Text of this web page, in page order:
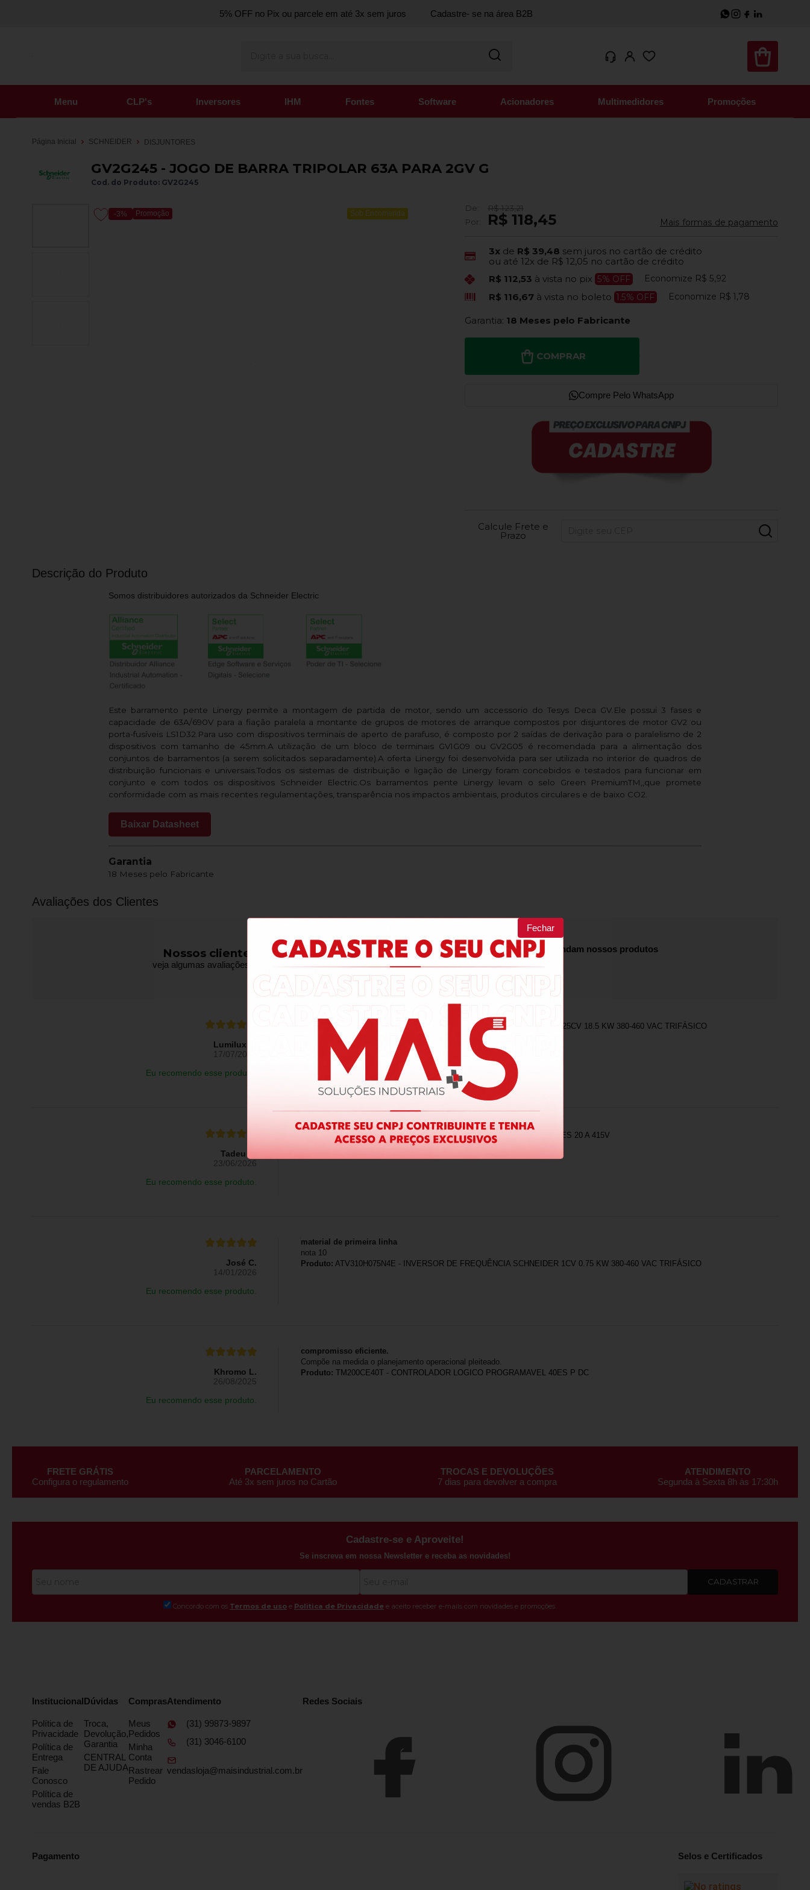
5% OFF no Pix ou parcele em até 3x sem juros Cadastre- se na área B2B
Menu CLP's Inversores IHM Fontes Software Acionadores Multimedidores Promoções
Página Inicial SCHNEIDER DISJUNTORES
GV2G245 - JOGO DE BARRA TRIPOLAR 63A PARA 2GV G
Cod. do Produto: GV2G245
-3% Promoção Sob Encomenda
De:
R$ 123,21
Por:
R$ 118,45 Mais formas de pagamento
3x de R$ 39,48 sem juros no cartão de crédito
ou até12x de R$ 12,05 no cartão de crédito
R$ 112,53 à vista no pix 5% OFF Economize R$ 5,92
R$ 116,67 à vista no boleto 1.5% OFF Economize R$ 1,78
Garantia: 18 Meses pelo Fabricante
COMPRAR
Compre Pelo WhatsApp
Calcule Frete e
Prazo
Descrição do Produto
Somos distribuidores autorizados da Schneider Electric
Este barramento pente Linergy permite a montagem de partida de motor, sendo um accessorio do Tesys Deca GV.Ele possui 3 fases e
capacidade de 63A/690V para a fiação paralela a montante de grupos de motores de arranque compostos por disjuntores de motor GV2 ou
porta-fusíveis LS1D32.Para uso com dispositivos terminais de aperto de parafuso, é composto por 2 saídas de derivação para o paralelismo de 2
dispositivos com tamanho de 45mm.A utilização de um bloco de terminais GV1G09 ou GV2G05 é recomendada para a alimentação dos
conjuntos de barramentos (a serem solicitados separadamente).A oferta Linergy foi desenvolvida para ser utilizada no interior de quadros de
distribuição funcionais e universais.Todos os sistemas de distribuição e ligação de Linergy foram concebidos e testados para funcionar em
conjunto e com todos os dispositivos Schneider Electric.Os barramentos pente Linergy levam o selo Green PremiumTM,,que promete
conformidade com as mais recentes regulamentações, transparência nos impactos ambientais, produtos circulares e de baixo CO2.
Baixar Datasheet
Garantia
18 Meses pelo Fabricante
Avaliações dos Clientes
Nossos clientes falam por nós!
veja algumas avaliações de produtos da nossa loja. 100% dos clientes recomendam nossos produtos
Lumilux L.
17/07/2026
Eu recomendo esse produto.
Produto:ATV310HD18N4E - INVERSOR DE FREQUÊNCIA SCHNEIDER 25CV 18.5 KW 380-460 VAC TRIFÁSICO
SEM FILTRO EMC
Tadeu R.
23/06/2026
Eu recomendo esse produto.
A9S60220 - INTERRUPTOR SECCIONADOR ACTI9 ISW 2 POLES 20 A 415V
José C.
14/01/2026
Eu recomendo esse produto.
material de primeira linha
nota 10
Produto: ATV310H075N4E - INVERSOR DE FREQUÊNCIA SCHNEIDER 1CV 0.75 KW 380-460 VAC TRIFÁSICO
Khromo L.
26/08/2025
Eu recomendo esse produto.
compromisso eficiente.
Compõe na medida o planejamento operacional pleiteado.
Produto: TM200CE40T - CONTROLADOR LOGICO PROGRAMAVEL 40ES P DC
FRETE GRÁTIS
Configura o regulamento
PARCELAMENTO
Até 3x sem juros no Cartão
TROCAS E DEVOLUÇÕES
7 dias para devolver a compra
ATENDIMENTO
Segunda à Sexta 8h às 17:30h
Cadastre-se e Aproveite!
Se inscreva em nossa Newsletter e receba as novidades!
Concordo com os Termos de uso e Politica de Privacidade e aceito receber e-mails com novidades e promoções.
CADASTRAR
Institucional
Política de
Privacidade
Política de
Entrega
Fale
Conosco
Política de
vendas B2B
Dúvidas
Troca,
Devolução,
Garantia
CENTRAL
DE AJUDA
Compras
Meus
Pedidos
Minha
Conta
Rastrear
Pedido
Atendimento
(31) 99873-9897
(31) 3046-6100
vendasloja@maisindustrial.com.br
Redes Sociais
Pagamento Selos e Certificados
Fechar